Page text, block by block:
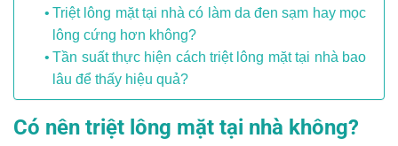
Triệt lông mặt tại nhà có làm da đen sạm hay mọc
lông cứng hơn không?
Tần suất thực hiện cách triệt lông mặt tại nhà bao
lâu để thấy hiệu quả?
Có nên triệt lông mặt tại nhà không?